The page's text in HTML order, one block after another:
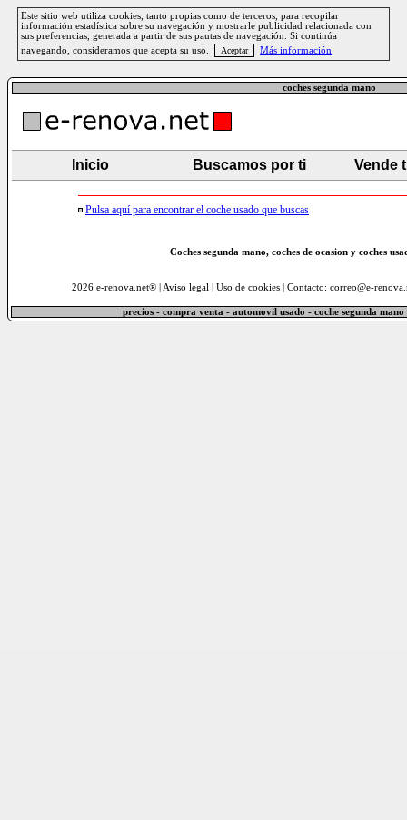
Este sitio web utiliza cookies, tanto propias como de terceros, para recopilar
información estadística sobre su navegación y mostrarle publicidad relacionada con
sus preferencias, generada a partir de sus pautas de navegación. Si continúa
navegando, consideramos que acepta su uso.
Más información
coches segunda mano
Inicio Buscamos por ti Vende
Pulsa aquí para encontrar el coche usado que buscas
Coches segunda mano, coches de ocasion y coches
2026 e-renova.net® | Aviso legal Uso de cookies| Contacto: correo@e-
precios - compra venta - automovil usado - coche segunda mano